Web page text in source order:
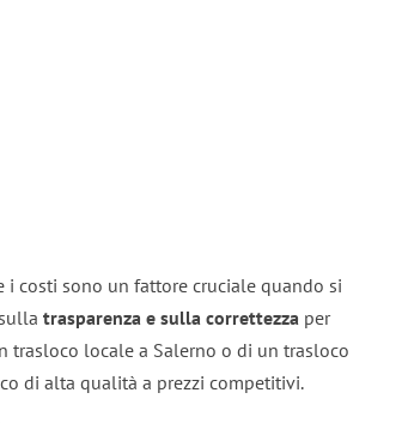
i costi sono un fattore cruciale quando si
trasparenza e sulla correttezza per
trasloco locale a Salerno o di un trasloco
di alta qualità a prezzi competitivi.